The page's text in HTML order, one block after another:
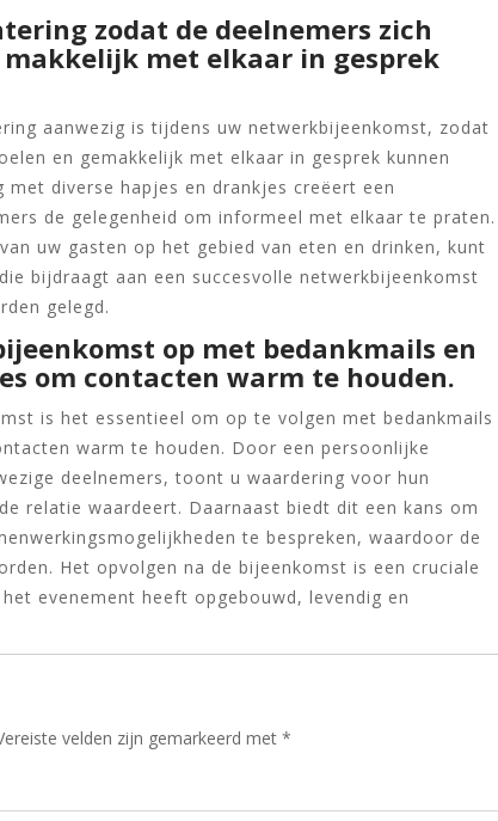
zodat de deelnemers zich
met elkaar in gesprek
aanwezig is tijdens uw netwerkbijeenkomst, zodat
en gemakkelijk met elkaar in gesprek kunnen
met diverse hapjes en drankjes creëert een
de gelegenheid om informeel met elkaar te praten.
uw gasten op het gebied van eten en drinken, kunt
bijdraagt aan een succesvolle netwerkbijeenkomst
gelegd.
op met bedankmails en
om contacten warm te houden.
is het essentieel om op te volgen met bedankmails
warm te houden. Door een persoonlijke
deelnemers, toont u waardering voor hun
relatie waardeert. Daarnaast biedt dit een kans om
te bespreken, waardoor de
Het opvolgen na de bijeenkomst is een cruciale
evenement heeft opgebouwd, levendig en
velden zijn gemarkeerd met *